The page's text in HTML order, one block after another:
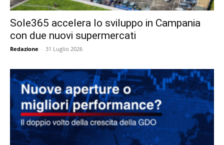
Sole365 accelera lo sviluppo in Campania
con due nuovi supermercati
Redazione - 31 Luglio 2026